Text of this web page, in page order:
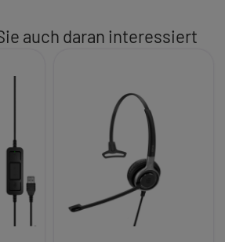
auch daran interessiert